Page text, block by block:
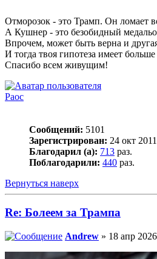
Отморозок - это Трамп. Он ломает
А Кушнер - это безобидный
Впрочем, может быть верна и
И тогда твоя гипотеза имеет
Спасибо всем живущим!
Раос
Сообщений: 5101
Зарегистрирован: 24 окт
Благодарил (а): 713 раз.
Поблагодарили: 440 раз.
Вернуться наверх
Re: Болеем за Трампа
Andrew » 18 апр